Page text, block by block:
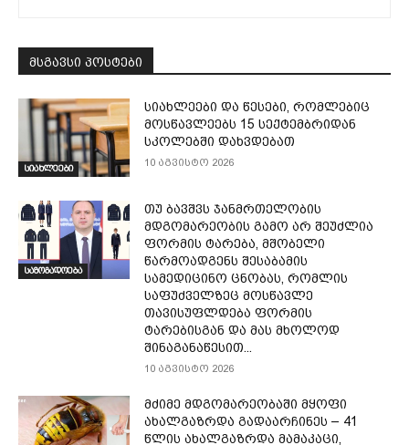
მსგავსი პოსტები
სიახლეები
სიახლეები და წესები, რომლებიც
მოსწავლეებს 15 სექტემბრიდან
სკოლებში დახვდებათ
10 აგვისტო 2026
საზოგადოება
თუ ბავშვს ჯანმრთელობის
მდგომარეობის გამო არ შეუძლია
ფორმის ტარება, მშობელი
წარმოადგენს შესაბამის
სამედიცინო ცნობას, რომლის
საფუძველზეც მოსწავლე
თავისუფლდება ფორმის
ტარებისგან და მას მხოლოდ
შინაგანაწესით...
10 აგვისტო 2026
მძიმე მდგომარეობაში მყოფი
ახალგაზრდა გადაარჩინეს – 41
წლის ახალგაზრდა მამაკაცი,